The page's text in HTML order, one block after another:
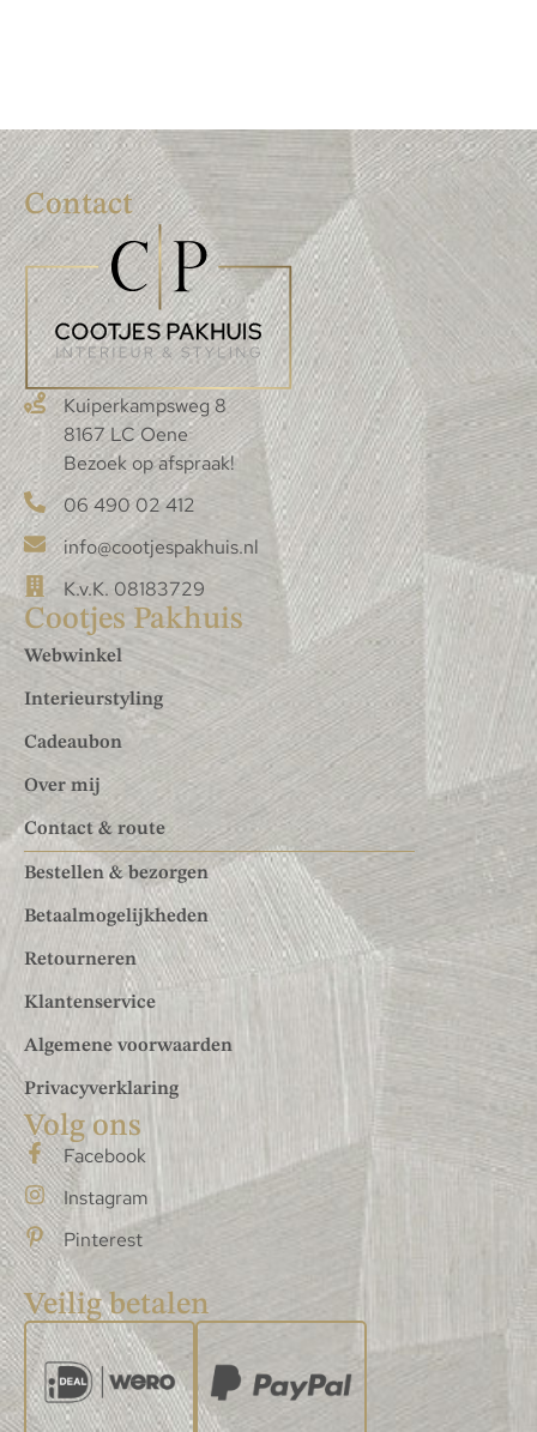
Contact
Kuiperkampsweg 8
8167 LC Oene
Bezoek op afspraak!
06 490 02 412
info@cootjespakhuis.nl
K.v.K. 08183729
Cootjes Pakhuis
Webwinkel
Interieurstyling
Cadeaubon
Over mij
Contact & route
Bestellen & bezorgen
Betaalmogelijkheden
Retourneren
Klantenservice
Algemene voorwaarden
Privacyverklaring
Volg ons
Facebook
Instagram
Pinterest
Veilig betalen